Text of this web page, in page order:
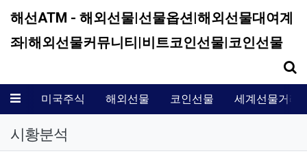
해선ATM - 해외선물|선물옵션|해외선물대여계
좌|해외선물커뮤니티|비트코인선물|코인선물
메뉴 미국주식 해외선물 코인선물 세계선물거래
시황분석